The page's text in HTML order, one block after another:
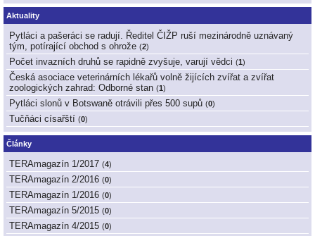
Aktuality
Pytláci a pašeráci se radují. Ředitel ČIŽP ruší mezinárodně uznávaný
tým, potírající obchod s ohrože (2)
Počet invazních druhů se rapidně zvyšuje, varují vědci (1)
Česká asociace veterinárních lékařů volně žijících zvířat a zvířat
zoologických zahrad: Odborné stan (1)
Pytláci slonů v Botswaně otrávili přes 500 supů (0)
Tučňáci císařští (0)
Články
TERAmagazín 1/2017 (4)
TERAmagazín 2/2016 (0)
TERAmagazín 1/2016 (0)
TERAmagazín 5/2015 (0)
TERAmagazín 4/2015 (0)